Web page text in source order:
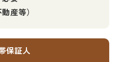
動産等）
保証人